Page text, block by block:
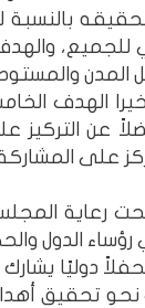
للجميع،
الهدف
عن التركيز
على
رعاية
الدول
دوليًا
نحو تحقيق